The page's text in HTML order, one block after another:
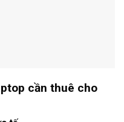
cần thuê cho